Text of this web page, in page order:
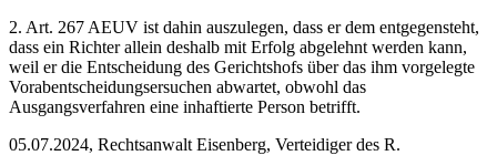
2. Art. 267 AEUV ist dahin auszulegen, dass er dem entgegensteht,
dass ein Richter allein deshalb mit Erfolg abgelehnt werden kann,
weil er die Entscheidung des Gerichtshofs über das ihm vorgelegte
Vorabentscheidungsersuchen abwartet, obwohl das
Ausgangsverfahren eine inhaftierte Person betrifft.
05.07.2024, Rechtsanwalt Eisenberg, Verteidiger des R.